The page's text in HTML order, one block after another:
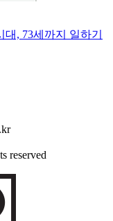
, 73세까지 일하기
reserved